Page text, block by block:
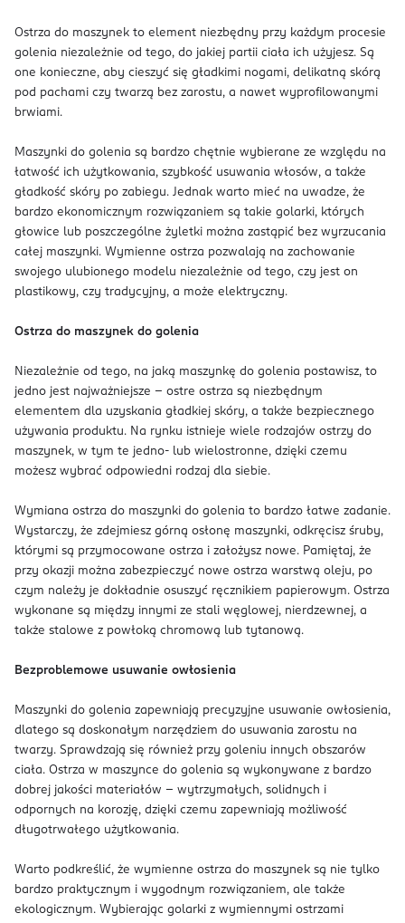
Ostrza do maszynek to element niezbędny przy każdym procesie
golenia niezależnie od tego, do jakiej partii ciała ich użyjesz. Są
one konieczne, aby cieszyć się gładkimi nogami, delikatną skórą
pod pachami czy twarzą bez zarostu, a nawet wyprofilowanymi
brwiami.
Maszynki do golenia są bardzo chętnie wybierane ze względu na
łatwość ich użytkowania, szybkość usuwania włosów, a także
gładkość skóry po zabiegu. Jednak warto mieć na uwadze, że
bardzo ekonomicznym rozwiązaniem są takie golarki, których
głowice lub poszczególne żyletki można zastąpić bez wyrzucania
całej maszynki. Wymienne ostrza pozwalają na zachowanie
swojego ulubionego modelu niezależnie od tego, czy jest on
plastikowy, czy tradycyjny, a może elektryczny.
Ostrza do maszynek do golenia
Niezależnie od tego, na jaką maszynkę do golenia postawisz, to
jedno jest najważniejsze – ostre ostrza są niezbędnym
elementem dla uzyskania gładkiej skóry, a także bezpiecznego
używania produktu. Na rynku istnieje wiele rodzajów ostrzy do
maszynek, w tym te jedno- lub wielostronne, dzięki czemu
możesz wybrać odpowiedni rodzaj dla siebie.
Wymiana ostrza do maszynki do golenia to bardzo łatwe zadanie.
Wystarczy, że zdejmiesz górną osłonę maszynki, odkręcisz śruby,
którymi są przymocowane ostrza i założysz nowe. Pamiętaj, że
przy okazji można zabezpieczyć nowe ostrza warstwą oleju, po
czym należy je dokładnie osuszyć ręcznikiem papierowym. Ostrza
wykonane są między innymi ze stali węglowej, nierdzewnej, a
także stalowe z powłoką chromową lub tytanową.
Bezproblemowe usuwanie owłosienia
Maszynki do golenia zapewniają precyzyjne usuwanie owłosienia,
dlatego są doskonałym narzędziem do usuwania zarostu na
twarzy. Sprawdzają się również przy goleniu innych obszarów
ciała. Ostrza w maszynce do golenia są wykonywane z bardzo
dobrej jakości materiałów – wytrzymałych, solidnych i
odpornych na korozję, dzięki czemu zapewniają możliwość
długotrwałego użytkowania.
Warto podkreślić, że wymienne ostrza do maszynek są nie tylko
bardzo praktycznym i wygodnym rozwiązaniem, ale także
ekologicznym. Wybierając golarki z wymiennymi ostrzami